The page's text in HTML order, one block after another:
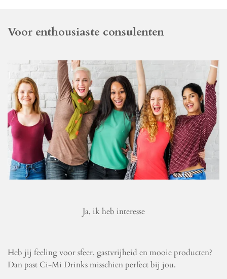
Voor enthousiaste consulenten
Ja, ik heb interesse
Heb jij feeling voor sfeer, gastvrijheid en mooie producten?
Dan past Ci-Mi Drinks misschien perfect bij jou.